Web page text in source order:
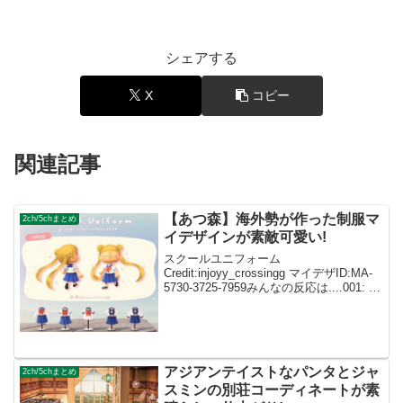
シェアする
X コピー
関連記事
2ch/5chまとめ
【あつ森】海外勢が作った制服マ
イデザインが素敵可愛い!
スクールユニフォーム
Credit:injoyy_crossingg マイデザID:MA-
5730-3725-7959みんなの反応は....001: 名
2ch/5chまとめ
アジアンテイストなパンタとジャ
スミンの別荘コーディネートが素